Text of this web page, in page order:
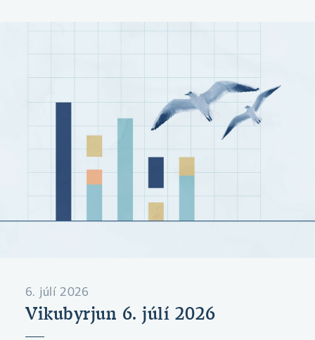
forsenduákvæði kjarasamninga í næsta
6. júlí 2026
Vikubyrjun 6. júlí 2026